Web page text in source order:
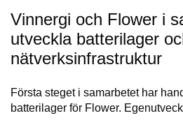
Vinnergi och Flower i
utveckla batterilager
nätverksinfrastruktur
Första steget i samarbetet har
batterilager för Flower.